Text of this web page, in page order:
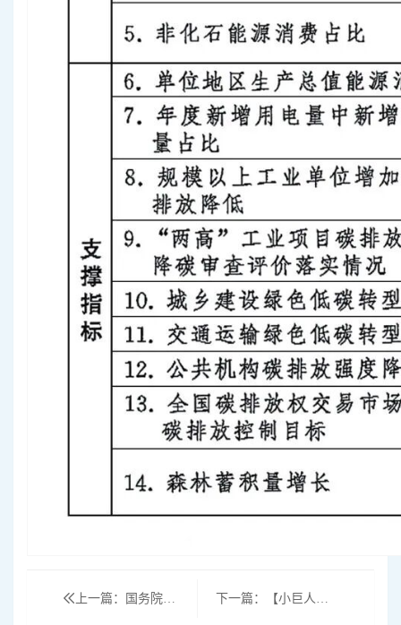
上一篇：国务院印发《关于推进服务业扩能提质的意见》 下一篇：【小巨人】北京市经济和信息化局关于开展2026年度专精特新“小巨人”企业申报和复核工作的通知